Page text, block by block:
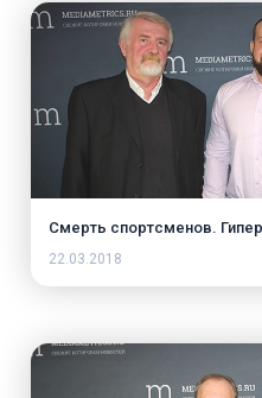
Смерть спортсменов.
22.03.2018